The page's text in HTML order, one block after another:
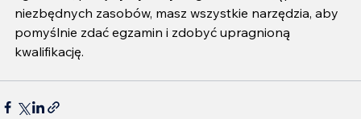
niezbędnych zasobów, masz wszystkie narzędzia, aby
pomyślnie zdać egzamin i zdobyć upragnioną
kwalifikację.